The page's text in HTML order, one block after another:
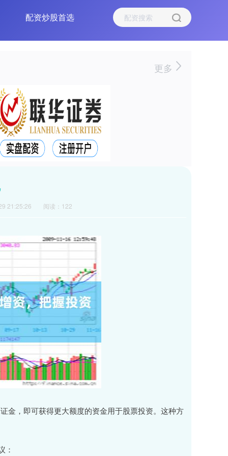
配资炒股首选
更多
21:25:26 阅读：122
金，即可获得更大额度的资金用于股票投资。这种方
：